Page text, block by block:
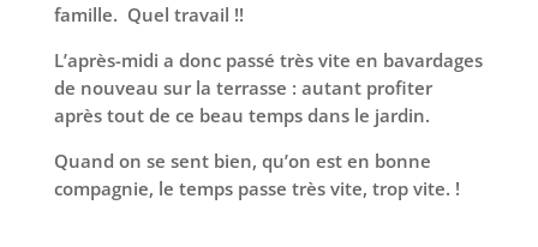
famille. Quel travail !!
L’après-midi a donc passé très vite en bavardages
de nouveau sur la terrasse : autant profiter
après tout de ce beau temps dans le jardin.
Quand on se sent bien, qu’on est en bonne
compagnie, le temps passe très vite, trop vite. !